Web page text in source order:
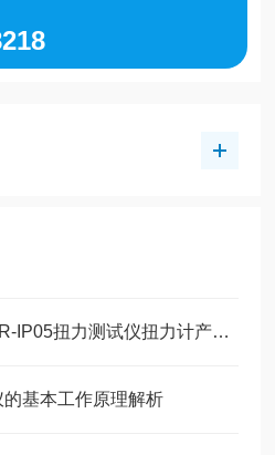
日本CEDAR思达WDISR-IP05扭力测试仪扭力计产品介绍
基本工作原理解析